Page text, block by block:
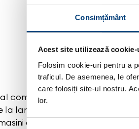
Consimțământ
Acest site utilizează cookie-
Folosim cookie-uri pentru a
traficul. De asemenea, le
care folosiți site-ul nostru.
lor.
companiei americane
la lansarea acestuia in 1989.
din America de Nord, cu